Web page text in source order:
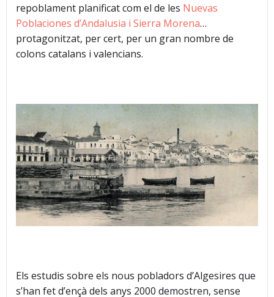
repoblament planificat com el de les Nuevas
Poblaciones d’Andalusia i Sierra Morena…
protagonitzat, per cert, per un gran nombre de
colons catalans i valencians.
Els estudis sobre els nous pobladors d’Algesires que
s’han fet d’ençà dels anys 2000 demostren, sense